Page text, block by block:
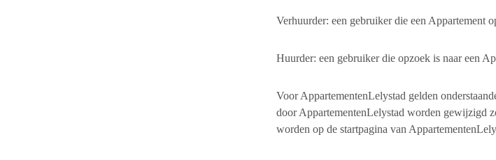
Verhuurder: een gebruiker die een Appartement
Huurder: een gebruiker die opzoek is naar een
Voor AppartementenLelystad gelden
door AppartementenLelystad worden gewijzigd
worden op de startpagina van